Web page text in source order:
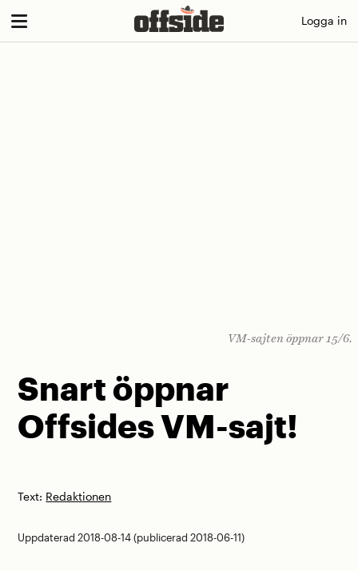
Skip
Logga in
VM-sajten öppnar 15/6.
Snart öppnar
Offsides VM-sajt!
Text: Redaktionen
Uppdaterad 2018-08-14 (publicerad 2018-06-11)